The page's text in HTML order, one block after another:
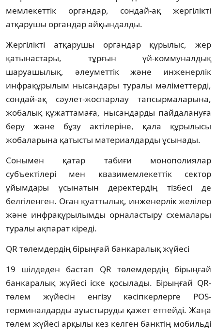
мемлекеттік органдар, сондай-ақ жергілікті
атқарушы органдар айқындалды.
Жергілікті атқарушы органдар құрылыс, жер
қатынастары, тұрғын үй-коммуналдық
шаруашылық, әлеуметтік және инженерлік
инфрақұрылым нысандары туралы мәліметтерді,
сондай-ақ сәулет-жоспарлау тапсырмаларына,
жобалық құжаттамаға, нысандарды пайдалануға
беру және бұзу актілеріне, қала құрылысы
жобаларына қатысты материалдарды ұсынады.
Сонымен қатар табиғи монополиялар
субъектілері мен квазимемлекеттік сектор
ұйымдары ұсынатын деректердің тізбесі де
белгіленген. Оған қуаттылық, инженерлік желілер
және инфрақұрылымды орналастыру схемалары
туралы ақпарат кіреді.
QR төлемдердің бірыңғай банкаралық жүйесі
19 шілдеден бастап QR төлемдердің бірыңғай
банкаралық жүйесі іске қосылады. Бірыңғай QR-
төлем жүйесін енгізу кәсіпкерлерге POS-
терминалдарды ауыстыруды қажет етпейді. Жаңа
төлем жүйесі арқылы кез келген банктің мобильді